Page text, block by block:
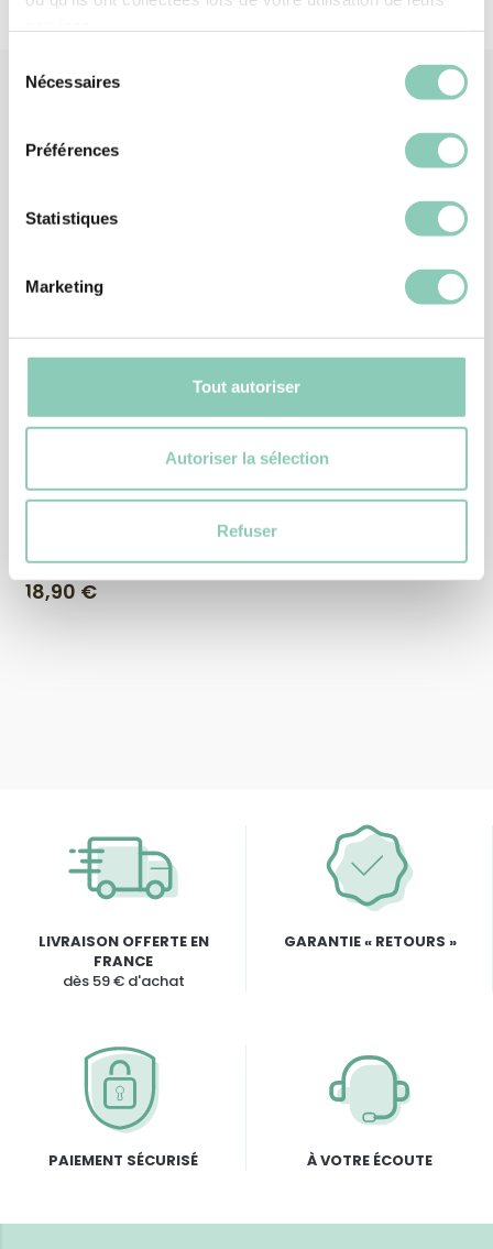
Nécessaires
Préférences
Statistiques
Marketing
Tout autoriser
Autoriser la sélection
Refuser
Produits similaires
GANT CONTROL
18,90 €
LIVRAISON OFFERTE EN
FRANCE
dès 59 € d'achat
GARANTIE « RETOURS »
PAIEMENT SÉCURISÉ À VOTRE ÉCOUTE